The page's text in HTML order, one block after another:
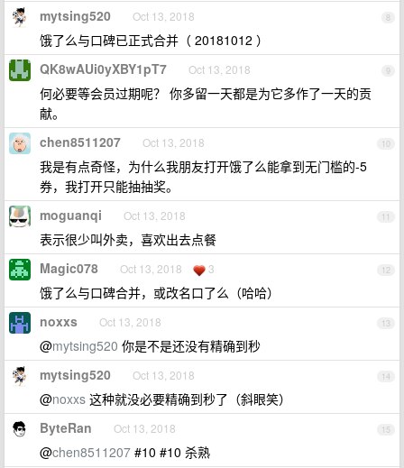
8
mytsing520 Oct 13, 2018
饿了么与口碑已正式合并（ 20181012 ）
9
QK8wAUi0yXBY1pT7 Oct 13, 2018
何必要等会员过期呢？ 你多留一天都是为它多作了一天的贡
献。
10
chen8511207 Oct 13, 2018
我是有点奇怪，为什么我朋友打开饿了么能拿到无门槛的-5
券，我打开只能抽抽奖。
11
moguanqi Oct 13, 2018
表示很少叫外卖，喜欢出去点餐
12
Magic078 Oct 13, 2018 3
饿了么与口碑合并，或改名口了么（哈哈）
13
noxxs Oct 13, 2018
@mytsing520 你是不是还没有精确到秒
14
mytsing520 Oct 13, 2018
@noxxs 这种就没必要精确到秒了（斜眼笑）
15
ByteRan Oct 13, 2018
@chen8511207 #10 #10 杀熟